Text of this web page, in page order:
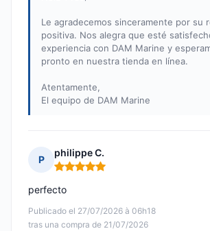
Le agradecemos sinceramente por su
positiva. Nos alegra que esté
experiencia con DAM Marine y
pronto en nuestra tienda en línea.
Atentamente,
El equipo de DAM Marine
P
philippe C.
Nota: 5 de 5
Publicado el 27/07/2026 à 06h18
tras una compra de 21/07/2026
perfecto